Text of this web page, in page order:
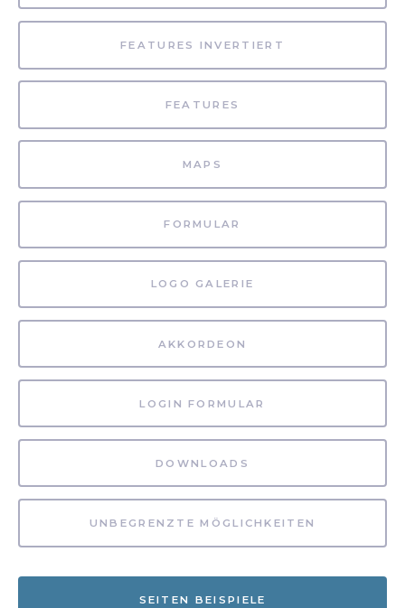
FEATURES INVERTIERT
FEATURES
MAPS
FORMULAR
LOGO GALERIE
AKKORDEON
LOGIN FORMULAR
DOWNLOADS
UNBEGRENZTE MÖGLICHKEITEN
SEITEN BEISPIELE